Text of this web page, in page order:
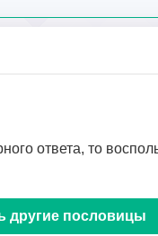
ответа, то
другие пословицы